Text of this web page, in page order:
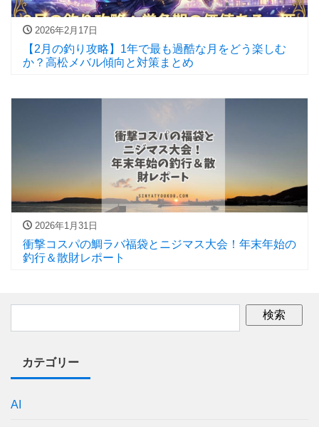
2026年2月17日
【2月の釣り攻略】1年で最も過酷な月をどう楽しむ
か？高松メバル傾向と対策まとめ
2026年1月31日
衝撃コスパの鯛ラバ福袋とニジマス大会！年末年始の
釣行＆散財レポート
カテゴリー
AI